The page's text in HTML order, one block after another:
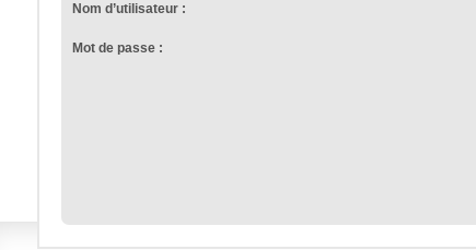
Nom d’utilisateur :
Mot de passe :